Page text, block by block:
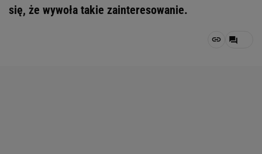
się, że wywoła takie zainteresowanie.